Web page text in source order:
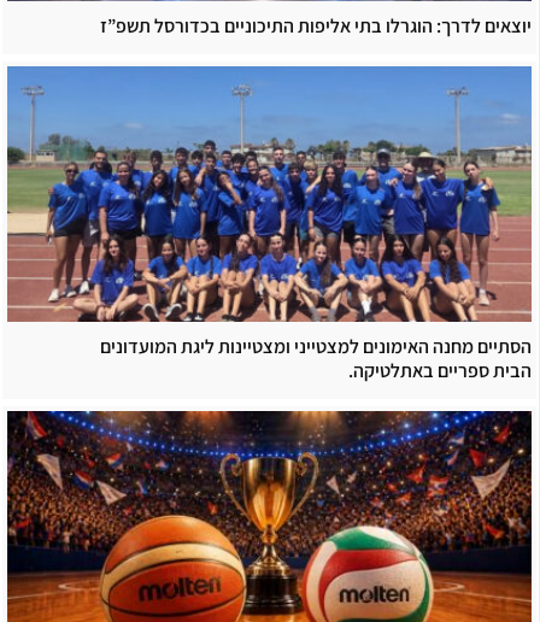
יוצאים לדרך: הוגרלו בתי אליפות התיכוניים בכדורסל תשפ”ז
הסתיים מחנה האימונים למצטייני ומצטיינות ליגת המועדונים
הבית ספריים באתלטיקה.